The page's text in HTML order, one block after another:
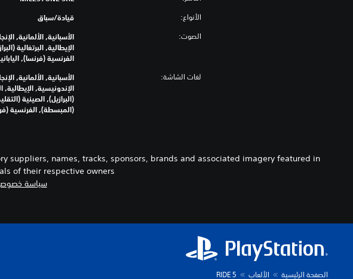
الأنواع: قيادة/سباق
الصوت:
الأسبانية, الألمانية,
الإيطالية, البرتغالية
الفرنسية (فرنسا),
لغات الشاشة:
الأسبانية, الألمانية,
الإندونيسية, الإيطالية,
(البرازيل), الصينية
(المبسطة), الفرنسية
suppliers, names, tracks, sponsors, brands and associated imagery featured in
of their respective owners.
سياسة
الصفحة الرئيسية الألعاب RIDE 5